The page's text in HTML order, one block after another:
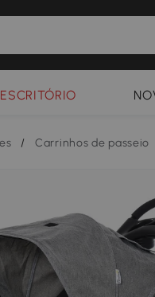
/ Carrinhos de passeio